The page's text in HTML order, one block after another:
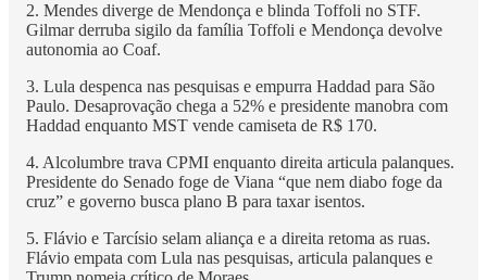
2. Mendes diverge de Mendonça e blinda Toffoli no STF.
Gilmar derruba sigilo da família Toffoli e Mendonça devolve
autonomia ao Coaf.
3. Lula despenca nas pesquisas e empurra Haddad para São
Paulo. Desaprovação chega a 52% e presidente manobra com
Haddad enquanto MST vende camiseta de R$ 170.
4. Alcolumbre trava CPMI enquanto direita articula palanques.
Presidente do Senado foge de Viana “que nem diabo foge da
cruz” e governo busca plano B para taxar isentos.
5. Flávio e Tarcísio selam aliança e a direita retoma as ruas.
Flávio empata com Lula nas pesquisas, articula palanques e